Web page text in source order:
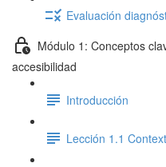
Evaluación
Módulo 1: Conceptos
accesibilidad
Introducción
Lección 1.1